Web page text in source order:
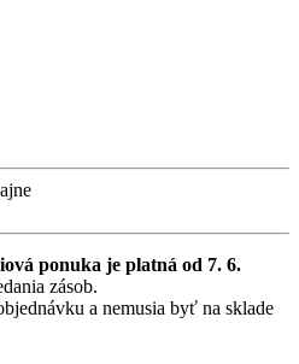
ponuka je platná od 7. 6.
zásob.
a nemusia byť na sklade